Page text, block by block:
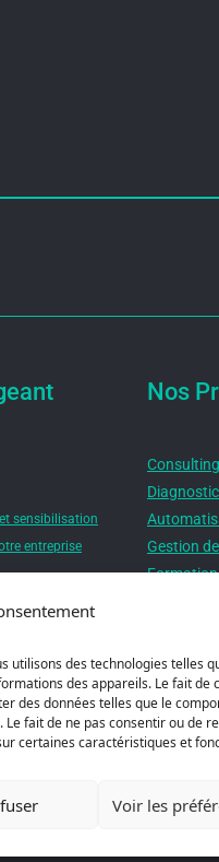
utilisons des technologies telles
des appareils. Le fait de
des données telles que le
fait de ne pas consentir ou de
certaines caractéristiques et
Voir les
sensibilisation
entreprise
projet IA*
de l’IA*
*
Nos
Gestion
Package
Copyright @ 2025 -